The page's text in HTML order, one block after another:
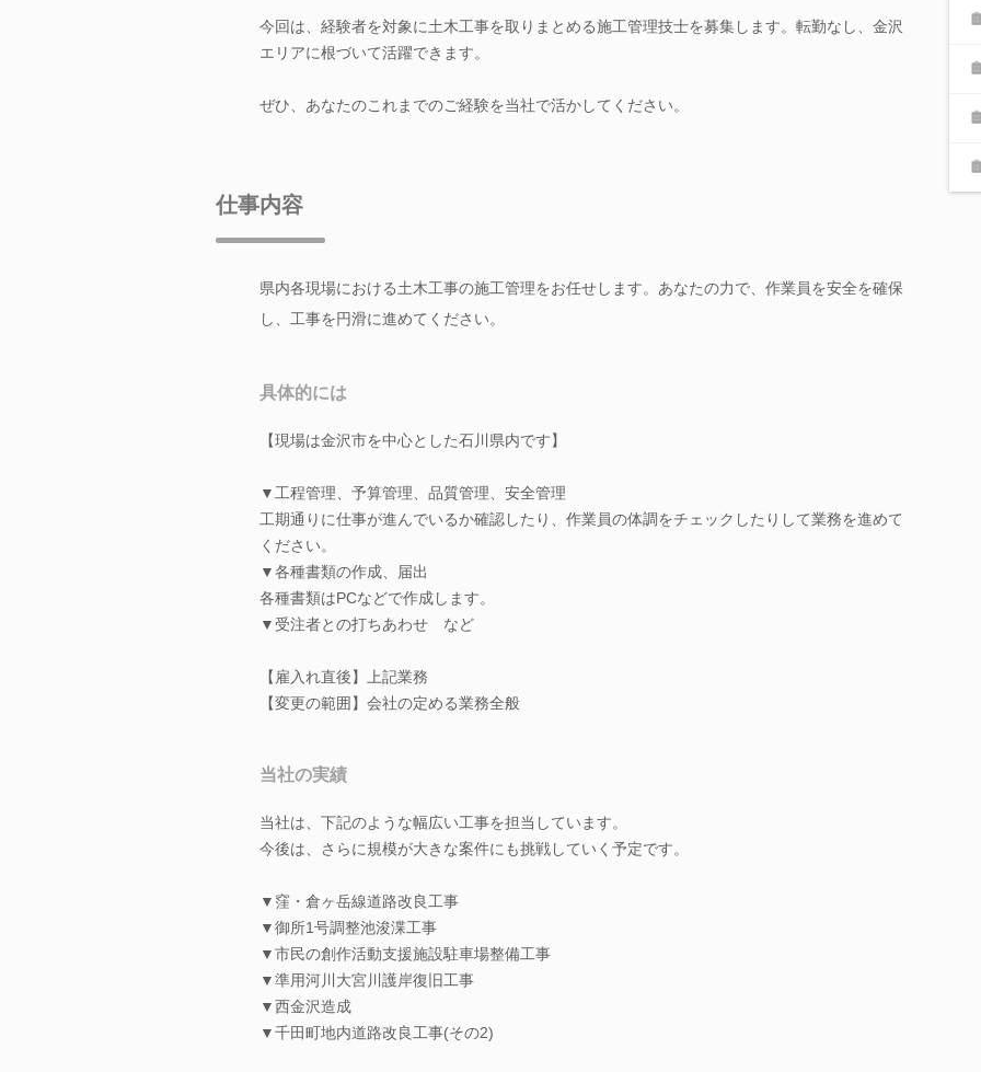
今回は、経験者を対象に土木工事を取りまとめる施工管理技士を募集します。転勤なし、金沢
エリアに根づいて活躍できます。
ぜひ、あなたのこれまでのご経験を当社で活かしてください。
仕事内容
県内各現場における土木工事の施工管理をお任せします。あなたの力で、作業員を安全を確保
し、工事を円滑に進めてください。
具体的には
【現場は金沢市を中心とした石川県内です】
▼工程管理、予算管理、品質管理、安全管理
工期通りに仕事が進んでいるか確認したり、作業員の体調をチェックしたりして業務を進めて
ください。
▼各種書類の作成、届出
各種書類はPCなどで作成します。
▼受注者との打ちあわせ など
【雇入れ直後】上記業務
【変更の範囲】会社の定める業務全般
当社の実績
当社は、下記のような幅広い工事を担当しています。
今後は、さらに規模が大きな案件にも挑戦していく予定です。
▼窪・倉ヶ岳線道路改良工事
▼御所1号調整池浚渫工事
▼市民の創作活動支援施設駐車場整備工事
▼準用河川大宮川護岸復旧工事
▼西金沢造成
▼千田町地内道路改良工事(その2)